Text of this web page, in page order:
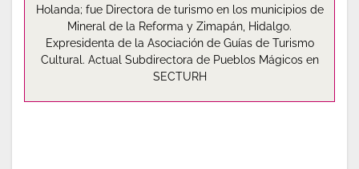
Holanda; fue Directora de turismo en los municipios de
Mineral de la Reforma y Zimapán, Hidalgo.
Expresidenta de la Asociación de Guías de Turismo
Cultural. Actual Subdirectora de Pueblos Mágicos en
SECTURH